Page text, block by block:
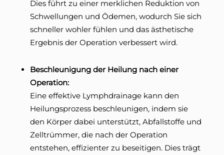
Dies führt zu einer merklichen Reduktion von
Schwellungen und Ödemen, wodurch Sie sich
schneller wohler fühlen und das ästhetische
Ergebnis der Operation verbessert wird.
Beschleunigung der Heilung nach einer
Operation:
Eine effektive Lymphdrainage kann den
Heilungsprozess beschleunigen, indem sie
den Körper dabei unterstützt, Abfallstoffe und
Zelltrümmer, die nach der Operation
entstehen, effizienter zu beseitigen. Dies trägt